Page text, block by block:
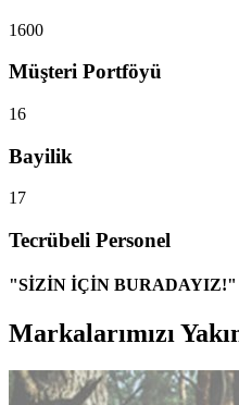
1600
Müşteri Portföyü
16
Bayilik
17
Tecrübeli Personel
"SİZİN İÇİN BURADAYIZ!"
Markalarımızı